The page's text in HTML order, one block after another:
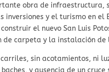
obra de infraestructura,
y el turismo en el
el nuevo San Luis
carpeta y la instalación de
sin acotamientos, ni
y ausencia de un cruce